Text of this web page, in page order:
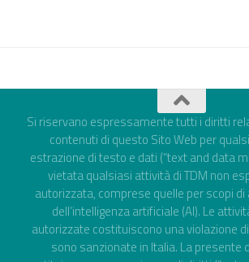
Si riservano espressamente tutti i diritti
contenuti di questo Sito Web per
estrazione di testo e dati (“text and data
vietata qualsiasi attività di TDM non
autorizzata, comprese quelle per scopi
dell’intelligenza artificiale (AI). Le
autorizzate costituiscono una violazione
sono sanzionate in Italia. La presente